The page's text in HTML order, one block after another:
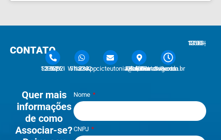
CONTATO
51 3762-1233 | 51 3762-1030 51 3762-1233 WhatsAppcicteutonia@cicteutonia.com.br
Rua Um Sul, 77 - Centro Administrativo Teutônia - RS Segunda - Sexta
7:30 - 12:00 | 13:30 - 17:30
Quer mais
informações
de como
Associar-se?
Nome
CNPJ